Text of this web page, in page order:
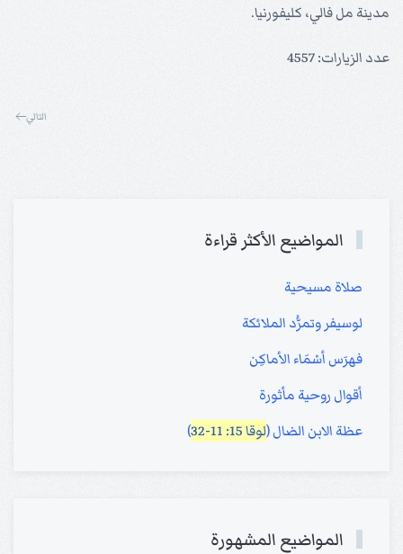
مدينة مل فالي، كليفورنيا.
عدد الزيارات: 4557
التالي
المواضيع الأكثر قراءة
صلاة مسيحية
لوسيفر وتمرُّد الملائكة
فهرَس أسْمَاء الأماكِن
أقوال روحية مأثورة
عظة الابن الضال (لوقا 15: 11-32 )
المواضيع المشهورة